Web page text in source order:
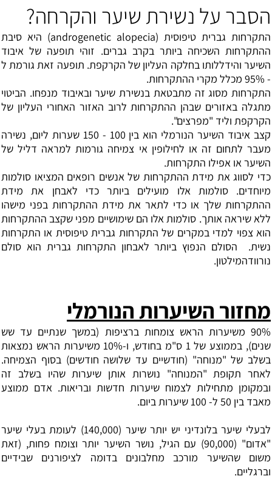
הסבר על נשירת שיער והקרחה?
התקרחות גברית טיפוסית (androgenetic alopecia) היא סיבת
ההתקרחות השכיחה ביותר בקרב גברים. זוהי תופעה של איבוד
השיער והידללותו בחלקה העליון של הקרקפת. תופעה זאת גורמת ל
- 95% מכלל מקרי ההתקרחות.
התקרחות מסוג זה מתבטאת בנשירת שיער ובאיבוד מנפחו. הביטוי
מתגלה באזורים שבהן ההתקרחות לרוב האזור האחורי העליון של
הקרקפת וליד "מפרצים".
קצב איבוד השיער הנורמלי הוא בין 100 - 150 שערות ליום, נשירה
מעבר לתחום זה או לחילופין אי צמיחה גורמות למראה דליל של
השיער או אפילו התקרחות.
כדי לסווג את מידת ההתקרחות של אנשים רופאים המציאו סולמות
מיוחדים. סולמות אלו מועילים ביותר כדי לאבחן את מידת
ההתקרחות שלך או כדי לתאר את מידת ההתקרחות בפני מישהו
ללא שיראה אותך. סולמות אלו הם שימושיים מפני שקצב ההתקרחות
הוא צפוי למדי במקרים של התקרחות גברית טיפוסית או התקרחות
נשית. הסולם הנפוץ ביותר לאבחון התקרחות גברית הוא סולם
נורוודהמילטון.
מחזור השיערות הנורמלי
90% משיערות הראש צומחות ברציפות (במשך שנתיים עד שש
שנים), בממוצע של 1 ס"מ בחודש, ו-10% משיערות הראש נמצאות
בשלב של "מנוחה" (חודשיים עד שלושה חודשים) בסוף הצמיחה.
לאחר תקופת "המנוחה" נושרות אותן שיערות שהיו בשלב זה
ובמקומן מתחילות לצמוח שיערות חדשות ובריאות. אדם ממוצע
מאבד בין 50 ל- 100 שיערות ביום.
לבעלי שיער בלונדיני יש יותר שיער (140,000) לעומת בעלי שיער
"אדום" (90,000) עם הגיל, נושר השיער יותר וצומח פחות, (זאת
משום שהשיער מורכב מחלבונים בדומה לציפורנים שבידיים
וברגליים.